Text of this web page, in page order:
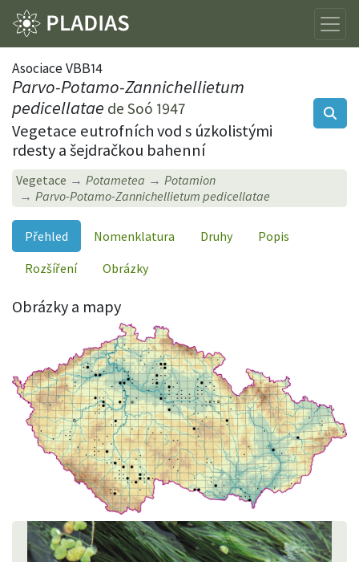
Asociace VBB14
Parvo-Potamo-Zannichellietum
pedicellatae de Soó 1947
Vegetace eutrofních vod s úzkolistými
rdesty a šejdračkou bahenní
Vegetace Potametea
Potamion
Parvo-Potamo-Zannichellietum pedicellatae
Přehled Nomenklatura Druhy
Popis
Rozšíření
Obrázky
Obrázky a mapy